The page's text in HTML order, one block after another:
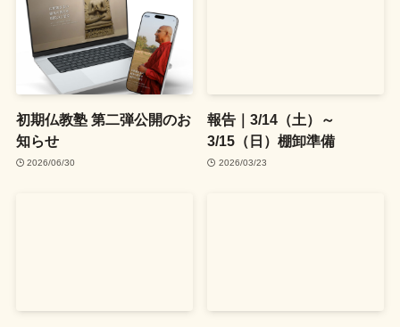
初期仏教塾 第二弾公開のお
知らせ
2026/06/30
報告｜3/14（土）～
3/15（日）棚卸準備
2026/03/23